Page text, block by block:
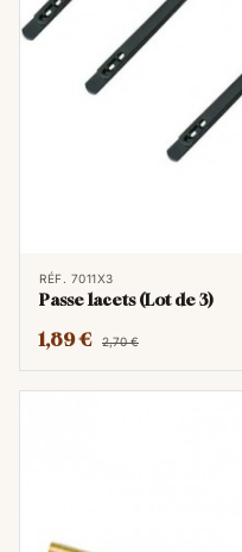
RÉF. 7011X3
Passe lacets (Lot de 3)
1,89 € 2,70 €